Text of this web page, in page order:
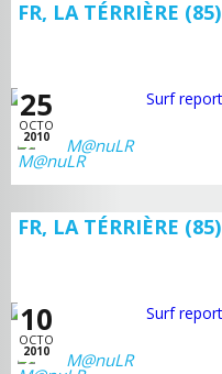
FR, LA TÉRRIÈRE (85)
25
OCTO
2010
M@nuLR
FR, LA TÉRRIÈRE (85)
10
OCTO
2010
M@nuLR